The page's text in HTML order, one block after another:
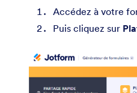
Accédez à votre
Puis cliquez sur